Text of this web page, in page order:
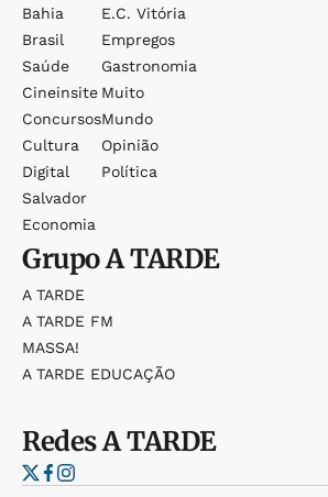
Bahia
Brasil
Saúde
Cineinsite
Concursos
Cultura
Digital
Salvador
Economia
E.c. Vitória
Empregos
Gastronomia
Muito
Mundo
Opinião
Política
GrupoA TARDE
A TARDE
A TARDE FM
MASSA!
A TARDE EDUCAÇÃO
RedesA TARDE